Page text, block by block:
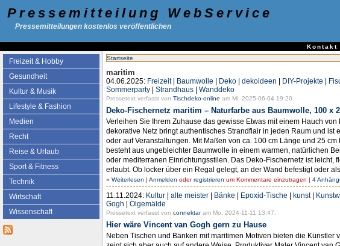
Pressemitteilung WebService
Pressemitteilungen kostenlos veröffentlichen
Kontakt
Freizeit & Hobby
Gesundheit
Kultur & Musik
Lifestyle & Fashion
Medien
Recht
Reise & Urlaub
Sport & Fitness
Technik
Wirtschaft
Wissenschaft
Startseite
maritim
04.06.2025: Freizeit| Baumwolle | Deko | dekoideen | DIY-Projekte |
Sommerparty | Strandhaus | Wanddeko
Pressetext verfasst von Tischdeko-online am Mi, 2025-06-04 19:20.
Deko-Fischernetz maritim – Naturfarbe aus Baumwolle, 100 x
Verleihen Sie Ihrem Zuhause das gewisse Etwas mit einem Hauch
dekorative Netz bringt authentisches Strandflair in jeden Raum und
oder auf Veranstaltungen. Mit Maßen von ca. 100 cm Länge und 25
besteht aus ungebleichter Baumwolle in einem warmen, natürlichen
oder mediterranen Einrichtungsstilen. Das Deko-Fischernetz ist
erlaubt. Ob locker über ein Regal gelegt, an der Wand befestigt oder
» Weiterlesen | Anmelden oderregistrieren um Kommentare einzutragen | 4
11.11.2024: Kultur | alte meister | Bänke | Epoxid-Tische | kunst|
Gogh | Ölgemälde
Pressetext verfasst von connektaram Mo, 2024-11-11 13:47.
Hier wäre Vincent van Gogh gern zu Hause
Neben Tischen und Bänken mit maritimen Motiven bieten die